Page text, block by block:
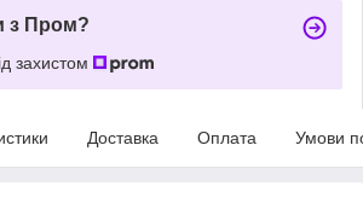
з Пром?
захистом
Доставка Оплата Умови